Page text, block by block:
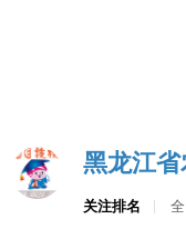
教师队伍，是提高教学
流的教育院校而奋斗，
黑龙江
关注排名